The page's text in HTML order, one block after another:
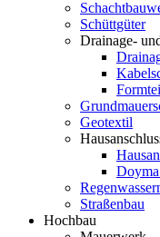
Schüttgüter
Drainage-
Geotextil
Straßenbau
Hochbau